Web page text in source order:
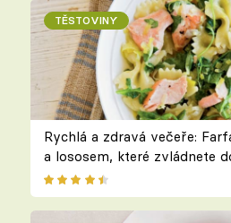
TĚSTOVINY
Rychlá a zdravá večeře:
a lososem, které zvládnete